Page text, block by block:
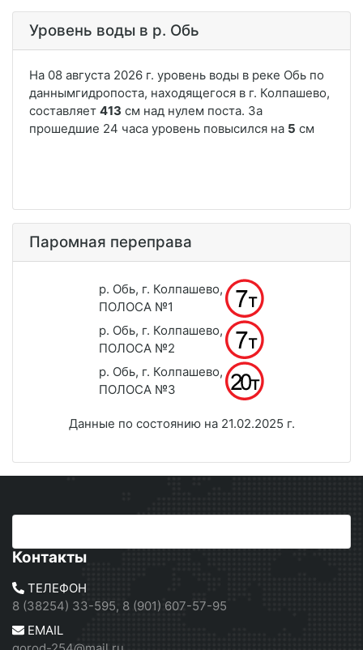
Уровень воды в р. Обь
Паромная переправа
р. Обь, г. Колпашево,
ПОЛОСА №1
р. Обь, г. Колпашево,
ПОЛОСА №2
р. Обь, г. Колпашево,
ПОЛОСА №3
Данные по состоянию на 21.02.2025 г.
Контакты
ТЕЛЕФОН
8 (38254) 33-595, 8 (901) 607-57-95
EMAIL